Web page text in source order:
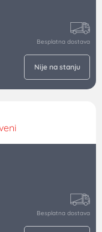
Besplatna dostava
Nije na stanju
Besplatna dostava